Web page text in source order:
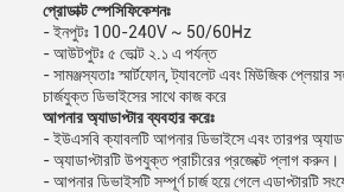
প্রোডাক্ট স্পেসিফিকেশনঃ
- ইনপুটঃ 100-240V ~ 50/60Hz
- আউটপুটঃ ৫ ভোল্ট ২.১ এ পর্যন্ত
- সামঞ্জস্যতাঃ স্মার্টফোন, ট্যাবলেট এবং মিউজিক
চার্জযুক্ত ডিভাইসের সাথে কাজ করে
আপনার অ্যাডাপ্টার ব্যবহার করেঃ
- ইউএসবি ক্যাবলটি আপনার ডিভাইসে এবং তারপর
- অ্যাডাপ্টারটি উপযুক্ত প্রাচীরের প্রজেক্টে প্লাগ করুন।
- আপনার ডিভাইসটি সম্পূর্ণ চার্জ হয়ে গেলে এডাপ্টারটি